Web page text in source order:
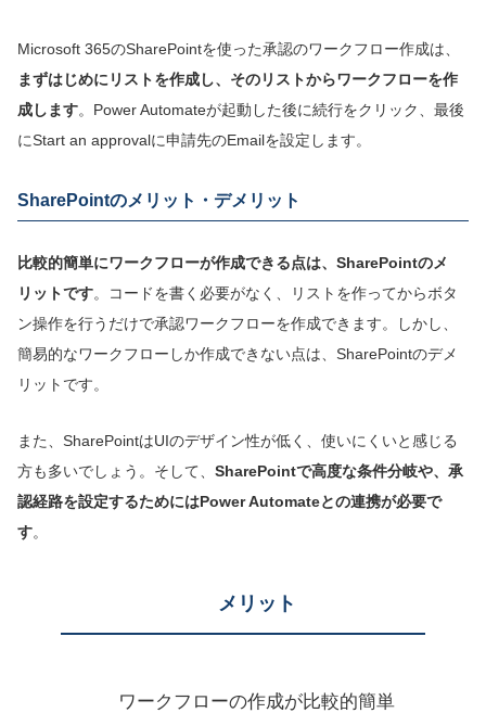
Microsoft 365のSharePointを使った承認のワークフロー作成は、
まずはじめにリストを作成し、そのリストからワークフローを作
成します。Power Automateが起動した後に続行をクリック、最後
にStart an approvalに申請先のEmailを設定します。
SharePointのメリット・デメリット
比較的簡単にワークフローが作成できる点は、SharePointのメ
リットです。コードを書く必要がなく、リストを作ってからボタ
ン操作を行うだけで承認ワークフローを作成できます。しかし、
簡易的なワークフローしか作成できない点は、SharePointのデメ
リットです。
また、SharePointはUIのデザイン性が低く、使いにくいと感じる
方も多いでしょう。そして、 SharePointで高度な条件分岐や、 承
認経路を設定するためにはPower Automateとの連携が必要で
す。
メリット
ワークフローの作成が比較的簡単